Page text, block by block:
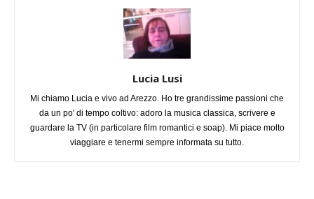
Lucia Lusi
Mi chiamo Lucia e vivo ad Arezzo. Ho tre grandissime passioni che
da un po' di tempo coltivo: adoro la musica classica, scrivere e
guardare la TV (in particolare film romantici e soap). Mi piace molto
viaggiare e tenermi sempre informata su tutto.